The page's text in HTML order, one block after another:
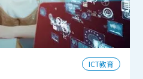
ICT教育